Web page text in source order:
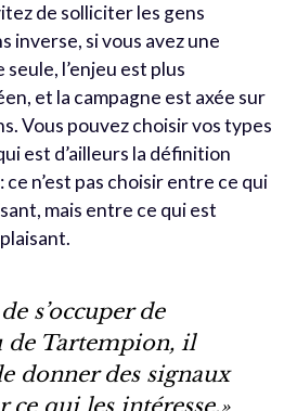
de solliciter les gens
inverse, si vous avez une
l’enjeu est plus
et la campagne est axée sur
Vous pouvez choisir vos types
est d’ailleurs la définition
n’est pas choisir entre ce qui
mais entre ce qui est
s’occuper de
de Tartempion, il
donner des signaux